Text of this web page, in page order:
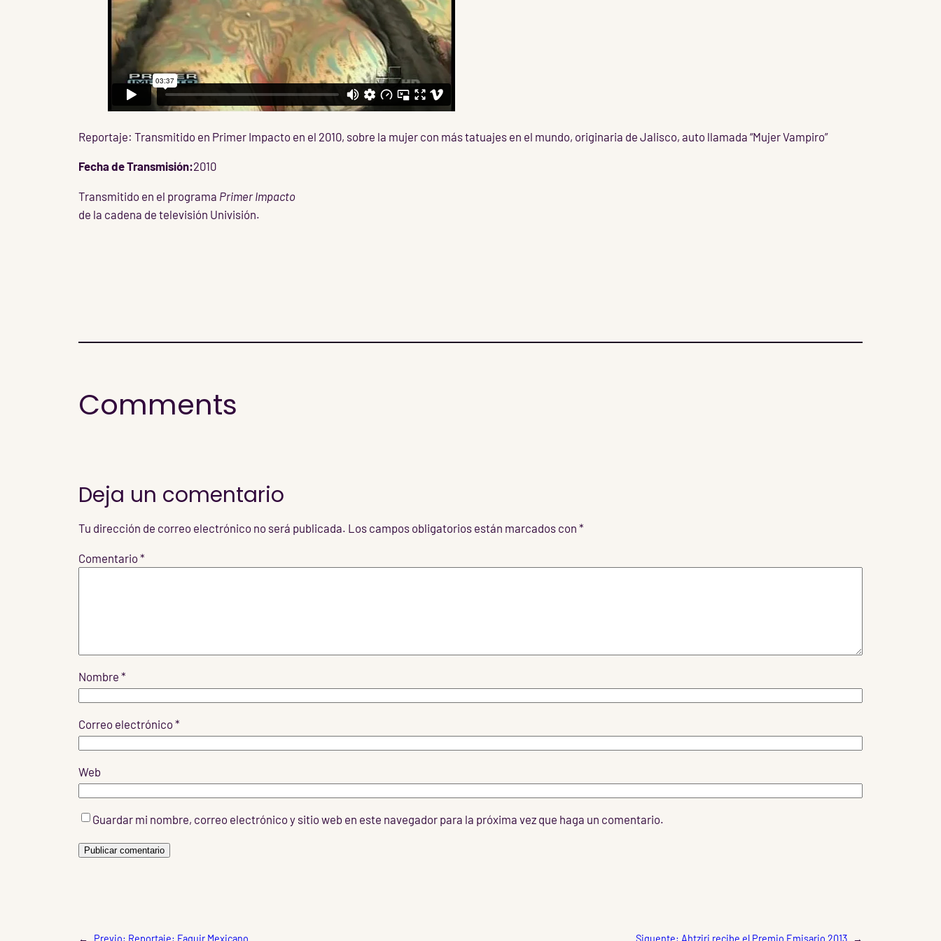
Reportaje: Transmitido en Primer Impacto en el 2010, sobre la mujer con más tatuajes en el mundo, originaria de Jalisco, auto llamada “Mujer Vampiro”
Fecha de Transmisión:2010
Transmitido en el programa Primer Impacto
de la cadena de televisión Univisión.
Comments
Deja un comentario
Tu dirección de correo electrónico no será publicada. Los campos obligatorios están marcados con *
Comentario *
Nombre *
Correo electrónico *
Web
Guardar mi nombre, correo electrónico y sitio web en este navegador para la próxima vez que haga un comentario.